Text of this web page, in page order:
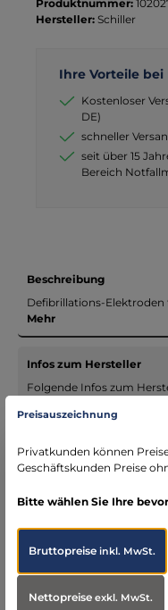
Produktnummer:
Hersteller: Schiller
Ihre Vorteile bei
Kostenloser
DE)
schneller
seit über 15
Bereich
Beschreibung
Defibrillations-Elektroden
Mehr
Infos zum Hersteller
Folgende Infos zum
Preisauszeichnung
Privatkunden können
Geschäftskunden Preise
Bitte wählen Sie Ihre
Bruttopreiseinkl. MwSt.
Nettopreiseexkl. MwSt.